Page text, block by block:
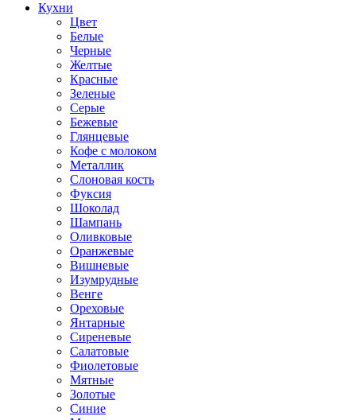
Кухни
Цвет
Белые
Черные
Желтые
Красные
Зеленые
Серые
Бежевые
Глянцевые
Кофе с молоком
Металлик
Слоновая кость
Фуксия
Шоколад
Шампань
Оливковые
Оранжевые
Вишневые
Изумрудные
Венге
Ореховые
Янтарные
Сиреневые
Салатовые
Фиолетовые
Мятные
Золотые
Синие